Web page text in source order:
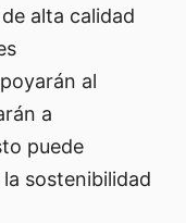
alta calidad
al
a
puede
sostenibilidad